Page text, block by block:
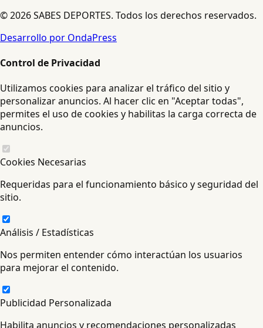
© 2026 SABES DEPORTES. Todos los derechos reservados.
Desarrollo por OndaPress
Control de Privacidad
Utilizamos cookies para analizar el tráfico del sitio y
personalizar anuncios. Al hacer clic en "Aceptar todas",
permites el uso de cookies y habilitas la carga correcta de
anuncios.
Cookies Necesarias
Requeridas para el funcionamiento básico y seguridad del
sitio.
Análisis / Estadísticas
Nos permiten entender cómo interactúan los usuarios
para mejorar el contenido.
Publicidad Personalizada
Habilita anuncios y recomendaciones personalizadas